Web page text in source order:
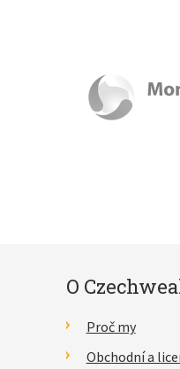
O
Proč my
Obchodní a